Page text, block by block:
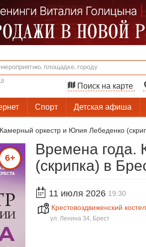
Поиск на карте
Спорт Детская афиша
оркестр и Юлия Лебеденко
6+
Времена года.
(скрипка) в
11 июля 2026 19:30
Крестовоздвиженский костел
ул. Ленина 34, Брест